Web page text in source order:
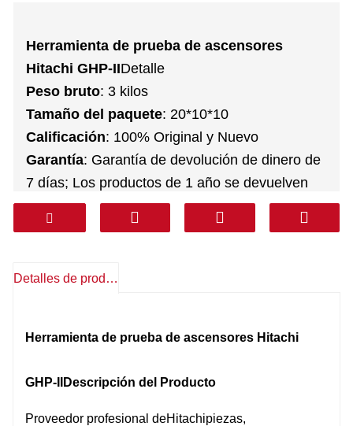
Herramienta de prueba de ascensores
Hitachi GHP-IIDetalle
Peso bruto: 3 kilos
Tamaño del paquete: 20*10*10
Calificación: 100% Original y Nuevo
Garantía: Garantía de devolución de dinero de
7 días; Los productos de 1 año se devuelven
gratuitamente
Servicio postventa: Soporte técnico,
Transporte: DHL FEDEX TNT UPS AREMEX
(KSA, Emiratos Árabes Unidos, Qatar, etc.),
Detalles de producto
Herramienta de prueba de ascensores Hitachi
GHP-II Descripción del Producto
Proveedor profesional deHitachipiezas,